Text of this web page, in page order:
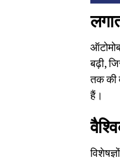
बढ़ी,
तक की
हैं।